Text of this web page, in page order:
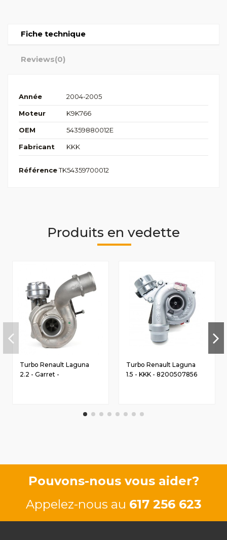
Fiche technique
Reviews(0)
Année 2004-2005
Moteur K9K766
OEM 54359880012E
Fabricant KKK
RéférenceTK54359700012
Produits en vedette
Turbo Renault Laguna
2.2 - Garret -
Turbo Renault Laguna
1.5 - KKK - 8200507856
Pouvons-nous vous aider?
Appelez-nous au 617 256 623